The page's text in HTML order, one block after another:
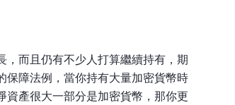
，而且仍有不少人打算繼續持有，期
保障法例，當你持有大量加密貨幣時
產很大一部分是加密貨幣，那你更